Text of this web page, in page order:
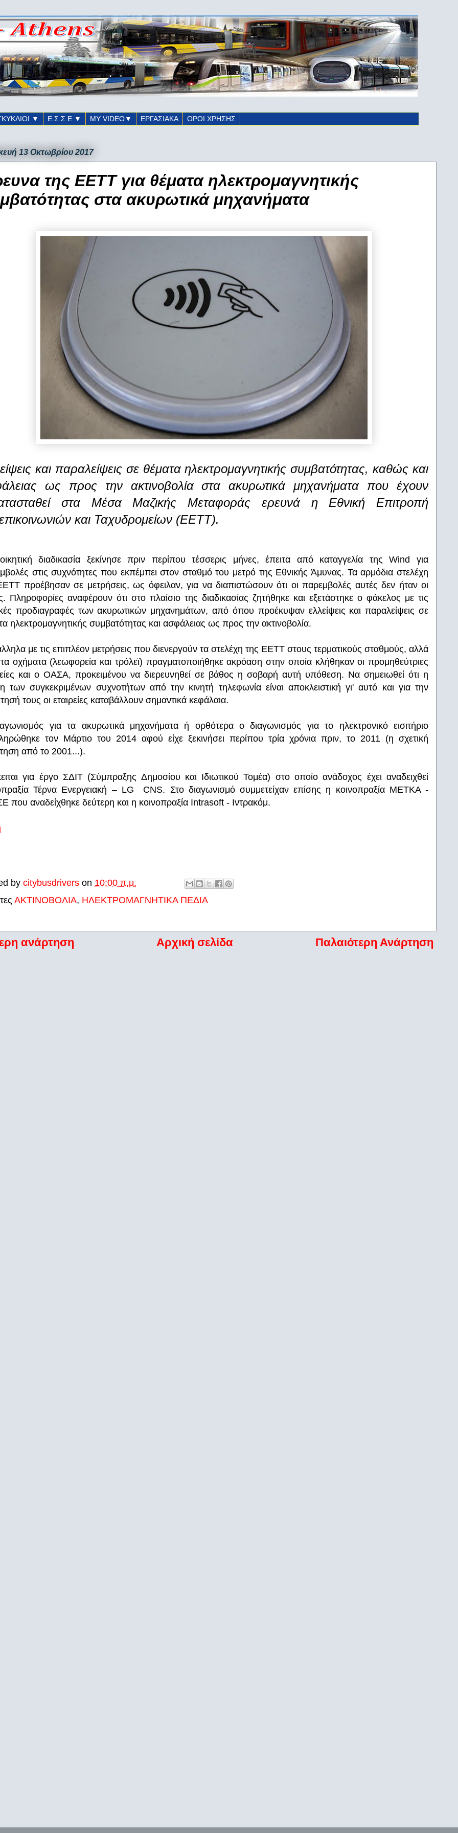
▼ Ε.Σ.Σ.Ε ▼ ΜΥ VIDEO▼ ΕΡΓΑΣΙΑΚΑ ΟΡΟΙ ΧΡΗΣΗΣ
13 Οκτωβρίου 2017
της ΕΕΤΤ για θέματα ηλεκτρομαγνητικής
στα ακυρωτικά μηχανήματα
και παραλείψεις σε θέματα ηλεκτρομαγνητικής συμβατότητας, καθώς και
ως προς την ακτινοβολία στα ακυρωτικά μηχανήματα που έχουν
στα Μέσα Μαζικής Μεταφοράς ερευνά η Εθνική Επιτροπή
και Ταχυδρομείων (ΕΕΤΤ).
διαδικασία ξεκίνησε πριν περίπου τέσσερις μήνες, έπειτα από καταγγελία της Wind για
στις συχνότητες που εκπέμπει στον σταθμό του μετρό της Εθνικής Άμυνας. Τα αρμόδια στελέχη
προέβησαν σε μετρήσεις, ως όφειλαν, για να διαπιστώσουν ότι οι παρεμβολές αυτές δεν ήταν οι
Πληροφορίες αναφέρουν ότι στο πλαίσιο της διαδικασίας ζητήθηκε και εξετάστηκε ο φάκελος με τις
προδιαγραφές των ακυρωτικών μηχανημάτων, από όπου προέκυψαν ελλείψεις και παραλείψεις σε
ηλεκτρομαγνητικής συμβατότητας και ασφάλειας ως προς την ακτινοβολία.
με τις επιπλέον μετρήσεις που διενεργούν τα στελέχη της ΕΕΤΤ στους τερματικούς σταθμούς, αλλά
οχήματα (λεωφορεία και τρόλεϊ) πραγματοποιήθηκε ακρόαση στην οποία κλήθηκαν οι προμηθεύτριες
και ο ΟΑΣΑ, προκειμένου να διερευνηθεί σε βάθος η σοβαρή αυτή υπόθεση. Να σημειωθεί ότι η
των συγκεκριμένων συχνοτήτων από την κινητή τηλεφωνία είναι αποκλειστική γι' αυτό και για την
τους οι εταιρείες καταβάλλουν σημαντικά κεφάλαια.
για τα ακυρωτικά μηχανήματα ή ορθότερα ο διαγωνισμός για το ηλεκτρονικό εισιτήριο
τον Μάρτιο του 2014 αφού είχε ξεκινήσει περίπου τρία χρόνια πριν, το 2011 (η σχετική
από το 2001...).
για έργο ΣΔΙΤ (Σύμπραξης Δημοσίου και Ιδιωτικού Τομέα) στο οποίο ανάδοχος έχει αναδειχθεί
Τέρνα Ενεργειακή – LG CNS. Στο διαγωνισμό συμμετείχαν επίσης η κοινοπραξία ΜΕΤΚΑ -
που αναδείχθηκε δεύτερη και η κοινοπραξία Intrasoft - Ιντρακόμ.
by citybusdrivers on 10:00 π.μ.
ΑΚΤΙΝΟΒΟΛΙΑ, ΗΛΕΚΤΡΟΜΑΓΝΗΤΙΚΑ ΠΕΔΙΑ
ανάρτηση Παλαιότερη Ανάρτηση
Αρχική σελίδα